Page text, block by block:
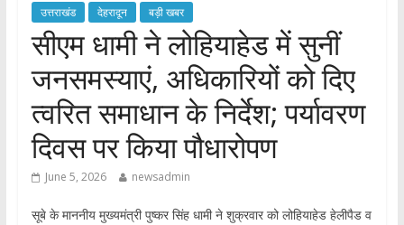
उत्तराखंड देहरादून बड़ी खबर
​सीएम धामी ने लोहियाहेड में सुनीं
जनसमस्याएं, अधिकारियों को दिए
त्वरित समाधान के निर्देश; पर्यावरण
दिवस पर किया पौधारोपण
June 5, 2026 newsadmin
सूबे के माननीय मुख्यमंत्री पुष्कर सिंह धामी ने शुक्रवार को लोहियाहेड हेलीपैड व